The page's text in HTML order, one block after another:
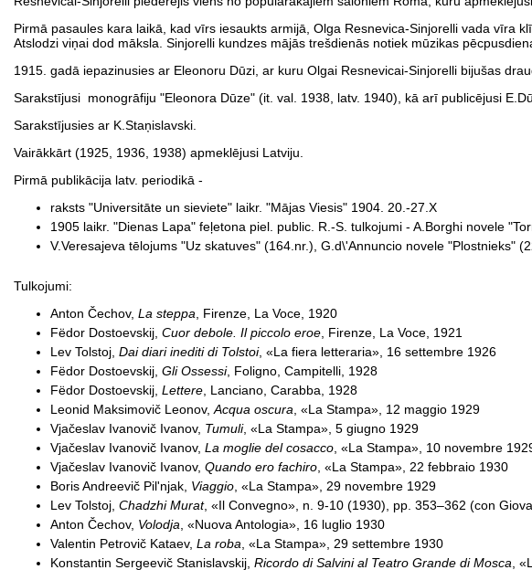
Pirmā pasaules kara laikā, kad vīrs iesaukts armijā, Olga Resnevica-Sinjorelli vada vīra
Atslodzi viņai dod māksla. Sinjorelli kundzes mājās trešdienās notiek mūzikas
1915. gadā iepazinusies ar Eleonoru Dūzi, ar kuru Olgai Resnevicai-Sinjorelli bijušas
Sarakstījusi monogrāfiju "Eleonora Dūze" (it. val. 1938, latv. 1940), kā arī publicējusi
Sarakstījusies ar K.Staņislavski.
Vairākkārt (1925, 1936, 1938) apmeklējusi Latviju.
Pirmā publikācija latv. periodikā -
raksts "Universitāte un sieviete" laikr. "Mājas Viesis" 1904. 20.-27.X
1905 laikr. "Dienas Lapa" feļetona piel. public. R.-S. tulkojumi - A.Borghi novele
V.Veresajeva tēlojums "Uz skatuves" (164.nr.), G.d\'Annuncio novele "Plostnieks"
Tulkojumi:
Anton Čechov, La steppa , Firenze, La Voce, 1920
Fëdor Dostoevskij, Cuor debole. Il piccolo eroe , Firenze, La Voce, 1921
Lev Tolstoj, Dai diari inediti di Tolstoi, «La fiera letteraria», 16 settembre 1926
Fëdor Dostoevskij, Gli Ossessi, Foligno, Campitelli, 1928
Fëdor Dostoevskij, Lettere , Lanciano, Carabba, 1928
Leonid Mаksimovič Leonov, Acqua oscura , «La Stampa», 12 maggio 1929
Vjačeslav Ivanovič Ivanov, Tumuli, «La Stampa», 5 giugno 1929
Vjačeslav Ivanovič Ivanov, La moglie del cosacco , «La Stampa», 10 novembre
Vjačeslav Ivanovič Ivanov, Quando ero fachiro , «La Stampa», 22 febbraio 1930
Boris Andreevič Pil'njak, Viaggio , «La Stampa», 29 novembre 1929
Lev Tolstoj, Chadzhi Murat, «Il Convegno», n. 9-10 (1930), pp. 353–362 (con
Anton Čechov, Volodja , «Nuova Antologia», 16 luglio 1930
Valentin Petrovič Kataev, La roba , «La Stampa», 29 settembre 1930
Konstantin Sergeevič Stanislavskij, Ricordo di Salvini al Teatro Grande di Mosca ,